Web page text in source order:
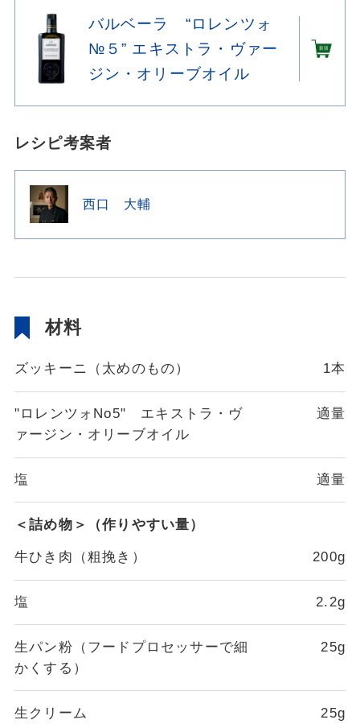
バルベーラ “ロレンツォ
№５” エキストラ・ヴァー
ジン・オリーブオイル
レシピ考案者
西口 大輔
材料
ズッキーニ（太めのもの） 1本
"ロレンツォNo5" エキストラ・ヴ
ァージン・オリーブオイル
適量
塩 適量
＜詰め物＞（作りやすい量）
牛ひき肉（粗挽き） 200g
塩 2.2g
生パン粉（フードプロセッサーで細
かくする）
25g
生クリーム 25g